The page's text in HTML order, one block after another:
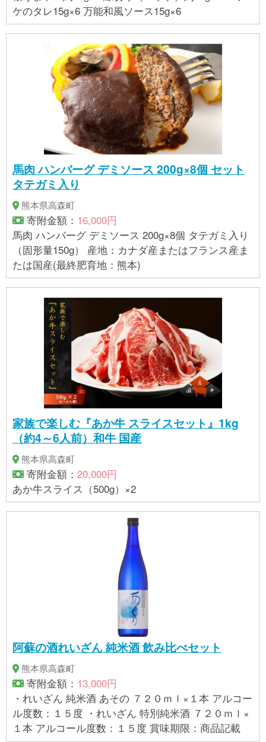
ケのタレ15g×6 万能和風ソース15g×6
馬肉 ハンバーグ デミソース 200g×8個 セット
タテガミ入り
熊本県高森町
寄附金額： 16,000円
馬肉 ハンバーグ デミソース 200g×8個 タテガミ入り
（固形量150g） 産地：カナダ産またはフランス産ま
たは国産(最終肥育地：熊本)
家族で楽しむ『あか牛 スライスセット』1kg
（約4～6人前）和牛 国産
熊本県高森町
寄附金額： 20,000円
あか牛スライス（500g）×2
阿蘇の酒れいざん 純米酒 飲み比べセット
熊本県高森町
寄附金額： 13,000円
・れいざん 純米酒 あその ７２０ｍｌ×１本 アルコー
ル度数：１５度 ・れいざん 特別純米酒 ７２０ｍｌ×
１本 アルコール度数：１５度 賞味期限：商品記載